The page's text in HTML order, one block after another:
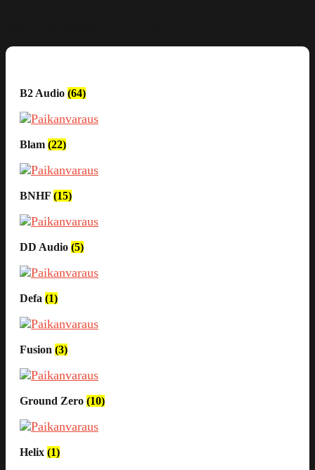
B2 Audio (64)
Blam (22)
BNHF (15)
DD Audio (5)
Defa (1)
Fusion (3)
Ground Zero (10)
Helix (1)